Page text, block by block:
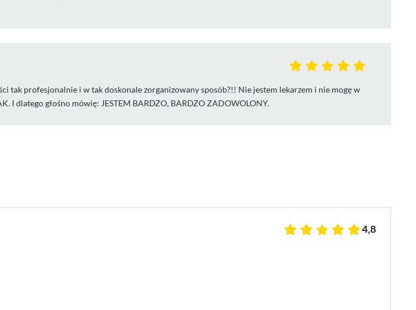
tak profesjonalnie i w tak doskonale zorganizowany sposób?!! Nie jestem lekarzem i nie mogę w
I dlatego głośno mówię: JESTEM BARDZO, BARDZO ZADOWOLONY.
4,8